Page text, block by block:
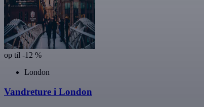
op til -12 %
London
Vandreture i London